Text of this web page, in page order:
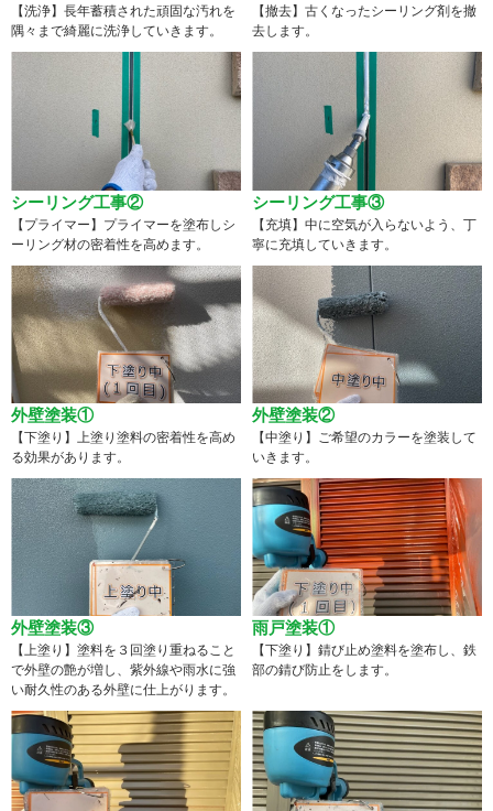
【洗浄】長年蓄積された頑固な汚れを
隅々まで綺麗に洗浄していきます。
【撤去】古くなったシーリング剤を撤
去します。
シーリング工事②
【プライマー】プライマーを塗布しシ
ーリング材の密着性を高めます。
シーリング工事③
【充填】中に空気が入らないよう、丁
寧に充填していきます。
外壁塗装①
【下塗り】上塗り塗料の密着性を高め
る効果があります。
外壁塗装②
【中塗り】ご希望のカラーを塗装して
いきます。
外壁塗装③
【上塗り】塗料を３回塗り重ねること
で外壁の艶が増し、紫外線や雨水に強
い耐久性のある外壁に仕上がります。
雨戸塗装①
【下塗り】錆び止め塗料を塗布し、鉄
部の錆び防止をします。